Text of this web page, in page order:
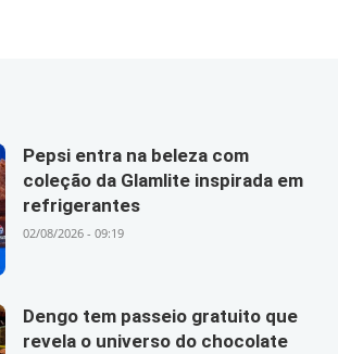
Pepsi entra na beleza com
coleção da Glamlite inspirada em
refrigerantes
02/08/2026 - 09:19
Dengo tem passeio gratuito que
revela o universo do chocolate